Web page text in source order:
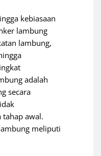
kebiasaan
lambung
lambung,
adalah
secara
tahap awal.
meliputi